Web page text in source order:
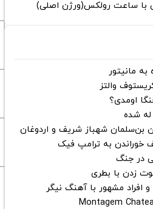
با ساعت رولکس(ورژن اصلی)
مانیتور
والتز
اومدی؟
له شده
بن‌سلمان شهباز شریف و اردوغان
خوراندن به ترامپ فیک
در جنگ
زدن با بطری
افراد مشهور با آهنگ نیگر